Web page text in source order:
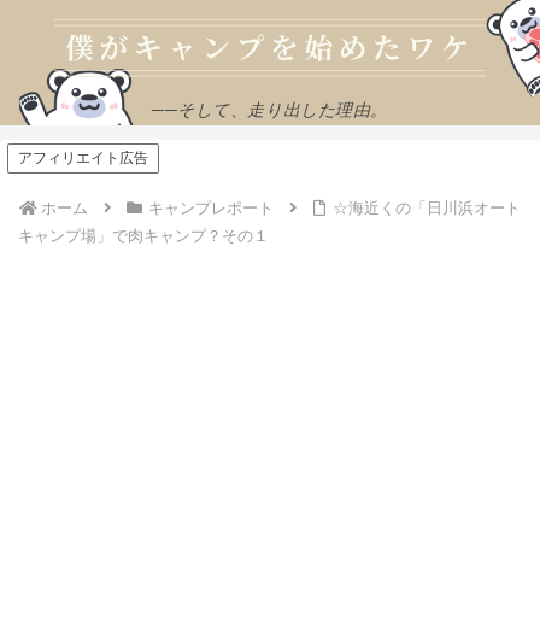
──そして、走り出した理由。
アフィリエイト広告
ホーム キャンプレポート
☆海近くの「日川浜オート
キャンプ場」で肉キャンプ？その１